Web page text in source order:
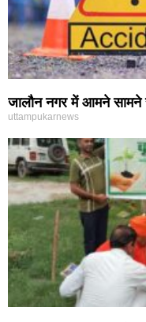
जालौन नगर में आमने सामने
uttampukarnews